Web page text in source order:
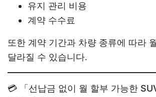
유지 관리 비용
계약 수수료
또한 계약 기간과 차량 종류에 따라
달라질 수 있습니다.
💳 「선납금 없이 월 할부 가능한